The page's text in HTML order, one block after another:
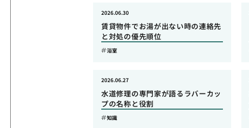
賃貸物件でお湯が出ない時の連絡先
と対処の優先順位
2026.06.30
浴室
水道修理の専門家が語るラバーカッ
プの名称と役割
2026.06.27
知識